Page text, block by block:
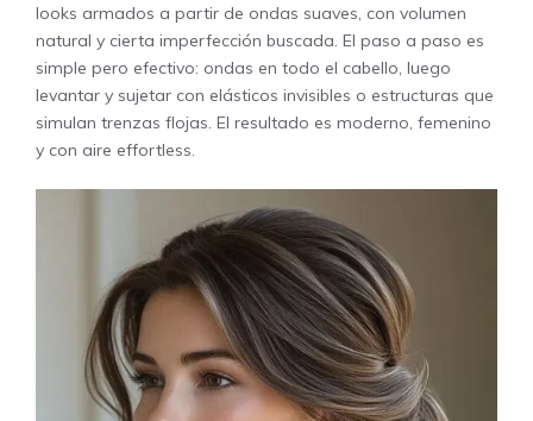
looks armados a partir de ondas suaves, con volumen
natural y cierta imperfección buscada. El paso a paso es
simple pero efectivo: ondas en todo el cabello, luego
levantar y sujetar con elásticos invisibles o estructuras que
simulan trenzas flojas. El resultado es moderno, femenino
y con aire effortless.